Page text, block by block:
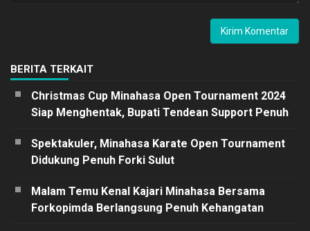
BERITA TERKAIT
Christmas Cup Minahasa Open Tournament 2024
Siap Menghentak, Bupati Tendean Support Penuh
Spektakuler, Minahasa Karate Open Tournament
Didukung Penuh Forki Sulut
Malam Temu Kenal Kajari Minahasa Bersama
Forkopimda Berlangsung Penuh Kehangatan